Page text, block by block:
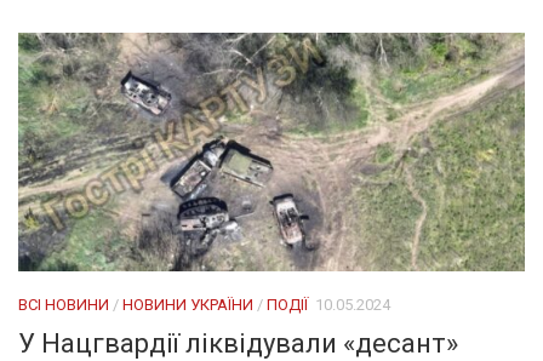
ВСІ НОВИНИ / НОВИНИ УКРАЇНИ / ПОДІЇ 10.05.2024
У Нацгвардії ліквідували «десант»